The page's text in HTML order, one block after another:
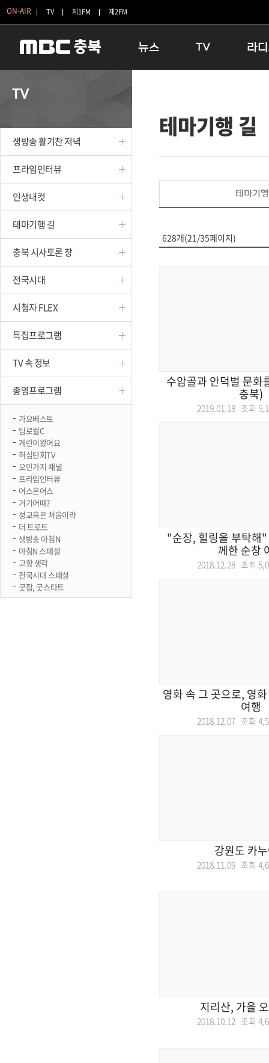
ON-AIR TV 제1FM 제2FM
뉴스
보은
옥천
TV
인생내컷
테마기행 길
시청자 FLEX
라
16:00
우리 고
TV
생방송 활기찬 저녁
프라임인터뷰
인생내컷
테마기행 길
충북 시사토론 창
전국시대
시청자 FLEX
특집프로그램
TV 속 정보
종영프로그램
가요베스트
팀로컬C
계란이왔어요
허심탄회TV
오만가지 채널
프라임인터뷰
어스온어스
거기어때?
성교육은 처음이라
더 트로트
생방송 아침N
아침N 스페셜
고향 생각
전국시대 스페셜
굿잡, 굿스타트
테마기행 길
테마기
628개(21/35페이지)
수암골과 안덕벌 문화
충북)
2019.01.18 조회
"순장, 힐링을 부탁해
께한 순창
2018.12.28 조회
영화 속 그 곳으로, 영
여행
2018.12.07 조회
강원도 카
2018.11.09 조회
지리산, 가을
2018.10.12 조회